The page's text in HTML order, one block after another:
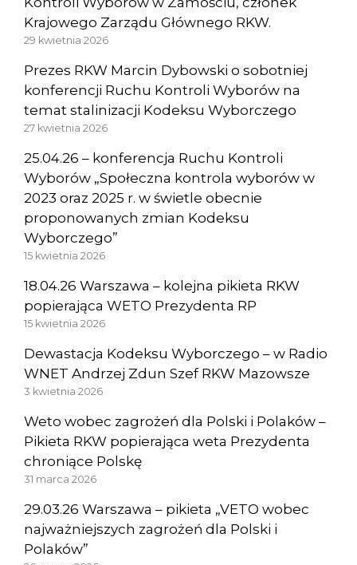
Krajowego Zarządu Głównego RKW.
29 kwietnia 2026
Prezes RKW Marcin Dybowski o sobotniej
konferencji Ruchu Kontroli Wyborów na
temat stalinizacji Kodeksu Wyborczego
27 kwietnia 2026
25.04.26 – konferencja Ruchu Kontroli
Wyborów „Społeczna kontrola wyborów w
2023 oraz 2025 r. w świetle obecnie
proponowanych zmian Kodeksu
Wyborczego”
15 kwietnia 2026
18.04.26 Warszawa – kolejna pikieta RKW
popierająca WETO Prezydenta RP
15 kwietnia 2026
Dewastacja Kodeksu Wyborczego – w Radio
WNET Andrzej Zdun Szef RKW Mazowsze
3 kwietnia 2026
Weto wobec zagrożeń dla Polski i Polaków –
Pikieta RKW popierająca weta Prezydenta
chroniące Polskę
31 marca 2026
29.03.26 Warszawa – pikieta „VETO wobec
najważniejszych zagrożeń dla Polski i
Polaków”